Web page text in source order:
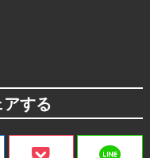
アする